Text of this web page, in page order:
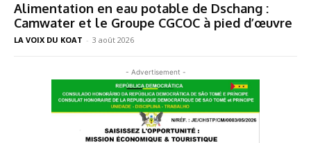
Alimentation en eau potable de Dschang :
Camwater et le Groupe CGCOC à pied d’œuvre
LA VOIX DU KOAT - 3 août 2026
- Advertisement -